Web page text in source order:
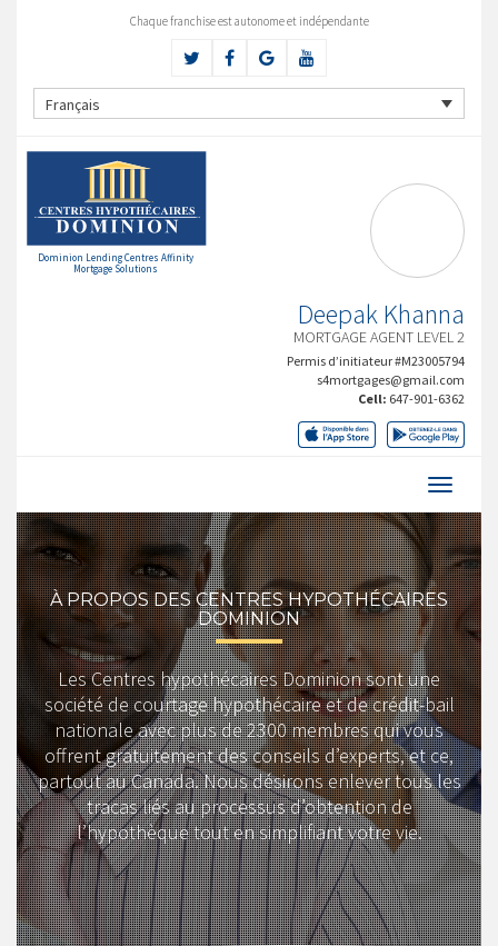
Chaque franchise est autonome et indépendante
Français
Dominion Lending Centres Affinity
Mortgage Solutions
Deepak Khanna
MORTGAGE AGENT LEVEL 2
Permis d’initiateur #M23005794
s4mortgages@gmail.com
Cell: 647-901-6362
À PROPOS DES CENTRES HYPOTHÉCAIRES
DOMINION
Les Centres hypothécaires Dominion sont une
société de courtage hypothécaire et de crédit-bail
nationale avec plus de 2300 membres qui vous
offrent gratuitement des conseils d’experts, et ce,
partout au Canada. Nous désirons enlever tous les
tracas liés au processus d’obtention de
l’hypothèque tout en simplifiant votre vie.